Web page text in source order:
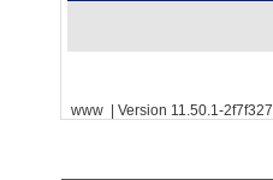
www | Version 11.50.1-2f7f327